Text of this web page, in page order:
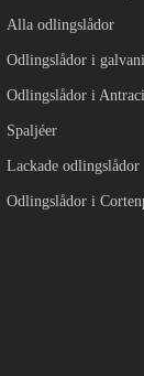
Alla odlingslådor
Odlingslådor i
Odlingslådor i
Spaljéer
Lackade odlingslådor
Odlingslådor i